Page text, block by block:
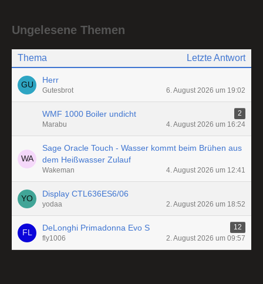
Ungelesene Themen
Thema Letzte Antwort
Herr
Gutesbrot 6. August 2026 um 19:02
WMF 1000 Boiler undicht
2
Marabu
4. August 2026 um 16:24
Sage Oracle Touch - Wasser kommt beim Brühen aus
dem Heißwasser Zulauf
Wakeman 4. August 2026 um 12:41
Display CTL636ES6/06
yodaa 2. August 2026 um 18:52
DeLonghi Primadonna Evo S
12
fly1006
2. August 2026 um 09:57